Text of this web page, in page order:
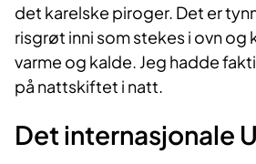
det karelske piroger. Det er
risgrøt inni som stekes i ovn og
varme og kalde. Jeg hadde
på nattskiftet i natt.
Det internasjonale